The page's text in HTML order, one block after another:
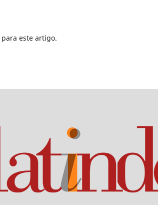
para este artigo.